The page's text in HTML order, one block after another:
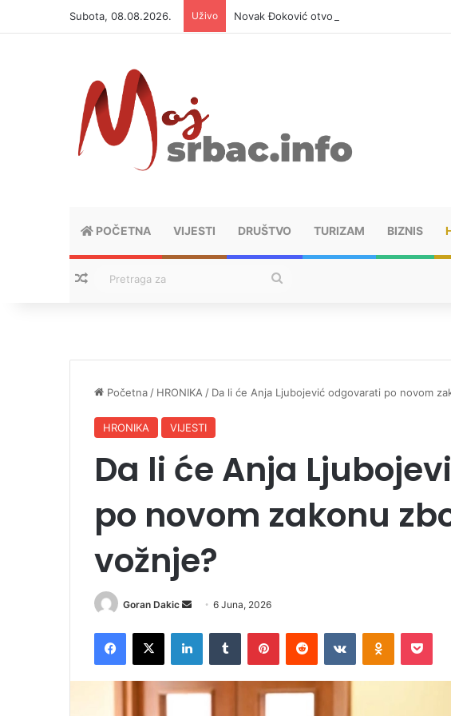
Subota, 08.08.2026. Uživo Novak Đoković otvorio dušu: “Taj poraz me
POČETNA VIJESTI DRUŠTVO TURIZAM BIZNIS
Nasumični tekstovi
Početna / HRONIKA / Da li će Anja Ljubojević odgovarati po novom
HRONIKA VIJESTI
Da li će Anja
po novom zakonu
vožnje?
Goran Dakic
a
6 Juna, 2026